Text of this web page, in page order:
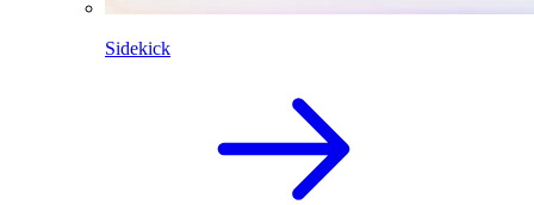
Sidekick